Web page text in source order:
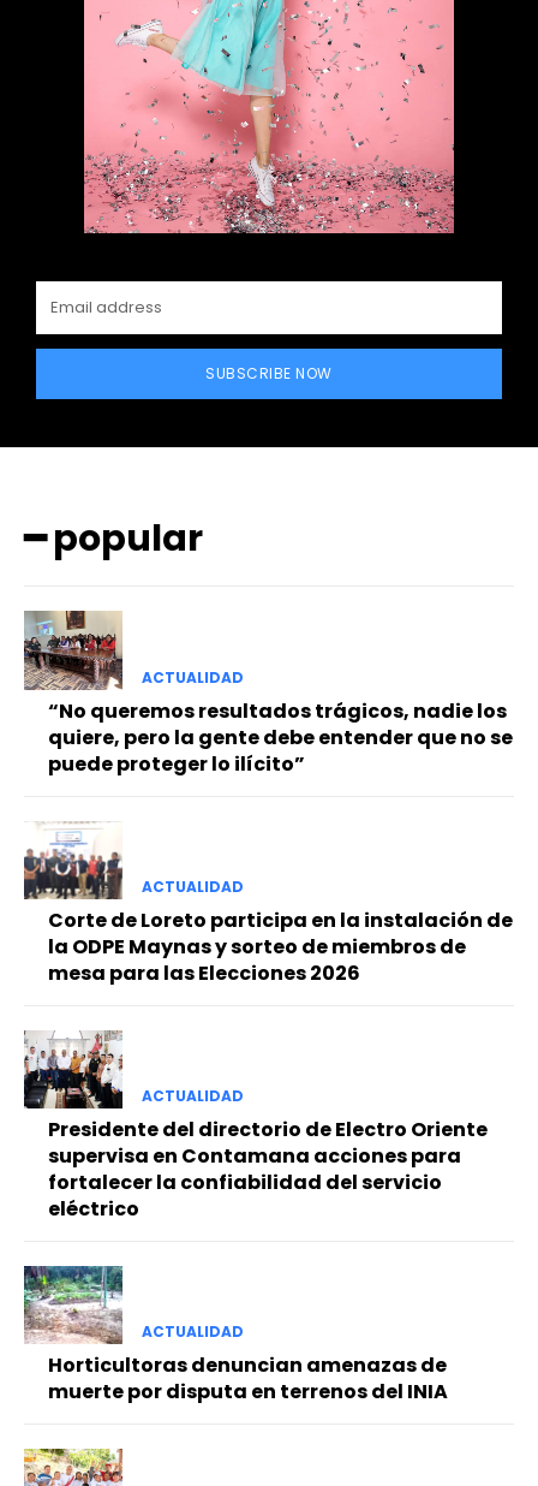
━ Planes
SUBSCRIBE NOW
━ popular
ACTUALIDAD
“No queremos resultados trágicos, nadie los
quiere, pero la gente debe entender que no se
puede proteger lo ilícito”
ACTUALIDAD
Corte de Loreto participa en la instalación de
la ODPE Maynas y sorteo de miembros de
mesa para las Elecciones 2026
ACTUALIDAD
Presidente del directorio de Electro Oriente
supervisa en Contamana acciones para
fortalecer la confiabilidad del servicio
eléctrico
ACTUALIDAD
Horticultoras denuncian amenazas de
muerte por disputa en terrenos del INIA